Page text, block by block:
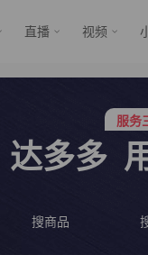
直播 视频
服务
行
达多多
搜商品